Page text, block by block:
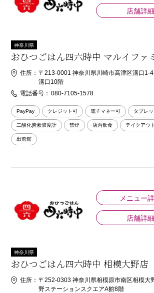
店舗詳
神奈川県
おひつごはん四六時中 マルイファ
住所： 〒213-0001 神奈川県川崎市高津区溝口1-
溝口10階
電話番号： 080-7105-1578
PayPay クレジット可 電子マネー可 タブレ
二酸化炭素濃度計 禁煙 店内飲食 テイクアウト
出前館
メニュー
店舗詳
神奈川県
おひつごはん四六時中 相模大野店
住所： 〒252-0303 神奈川県相模原市南区相模大
野ステーションスクエアA館8階